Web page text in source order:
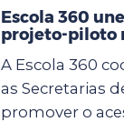
Escola 360
projeto-piloto
A Escola 360
as Secretarias
promover o